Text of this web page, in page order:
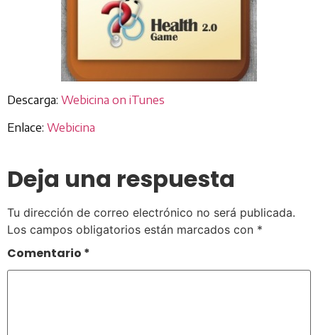
Descarga: Webicina on iTunes
Enlace: Webicina
Deja una respuesta
Tu dirección de correo electrónico no será publicada.
Los campos obligatorios están marcados con *
Comentario *